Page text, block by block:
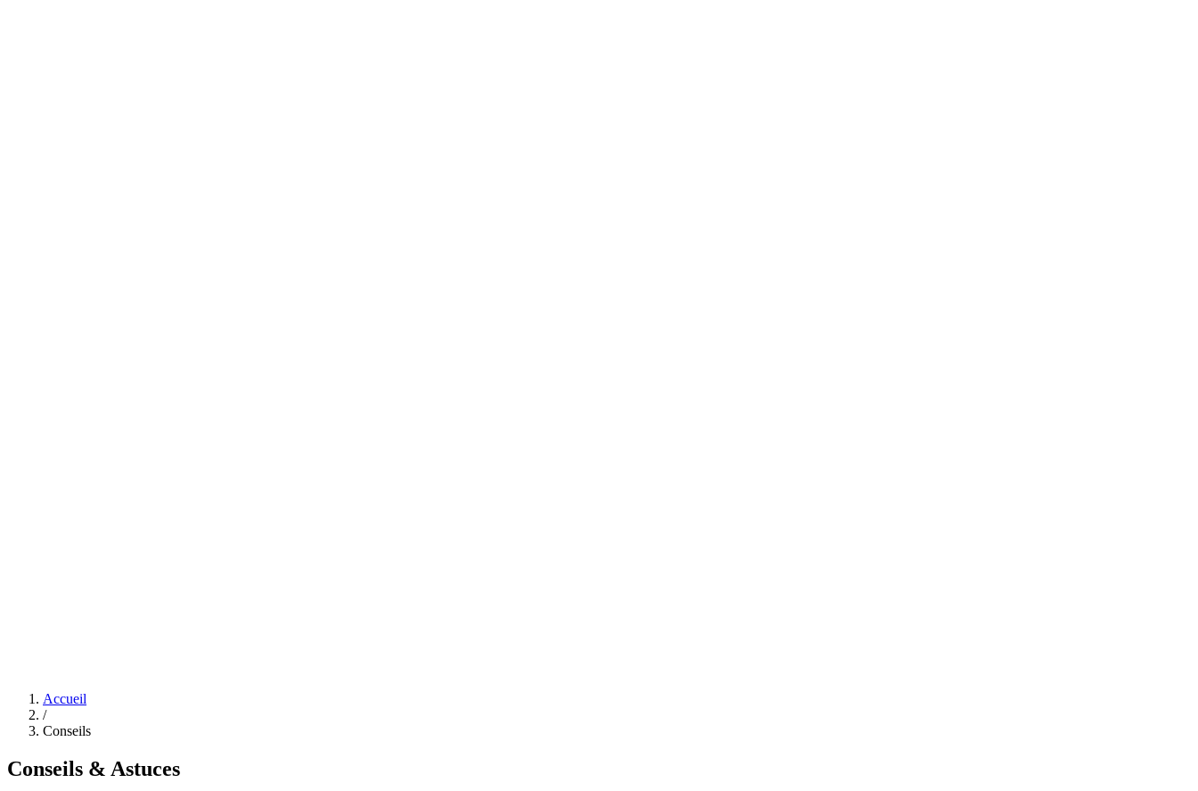
Accueil
/
Conseils
Conseils & Astuces